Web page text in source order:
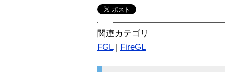
関連カテゴリ
FGL| FireGL